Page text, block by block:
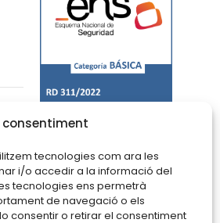
tecnologies com ara les
i/o accedir a la informació del
tecnologies ens permetrà
de navegació o els
consentir o retirar el consentiment